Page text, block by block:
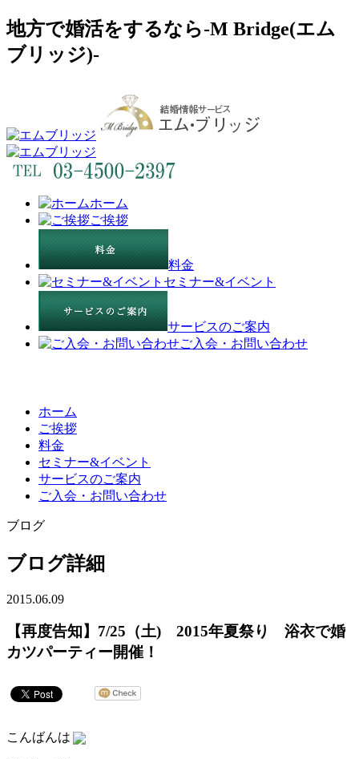
地方で婚活をするなら-M Bridge(エム
ブリッジ)-
ホーム
ご挨拶
料金
セミナー&イベント
サービスのご案内
ご入会・お問い合わせ
ホーム
ご挨拶
料金
セミナー&イベント
サービスのご案内
ご入会・お問い合わせ
ブログ
ブログ詳細
2015.06.09
【再度告知】7/25（土) 2015年夏祭り 浴衣で婚
カツパーティー開催！
こんばんは